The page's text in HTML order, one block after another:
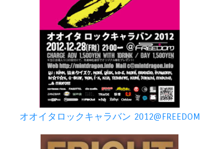
オオイタロックキャラバン 2012@FREEDOM